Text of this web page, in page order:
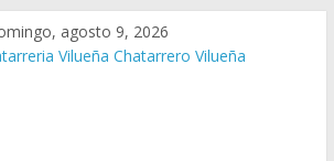
agosto 9, 2026
Vilueña Chatarrero Vilueña